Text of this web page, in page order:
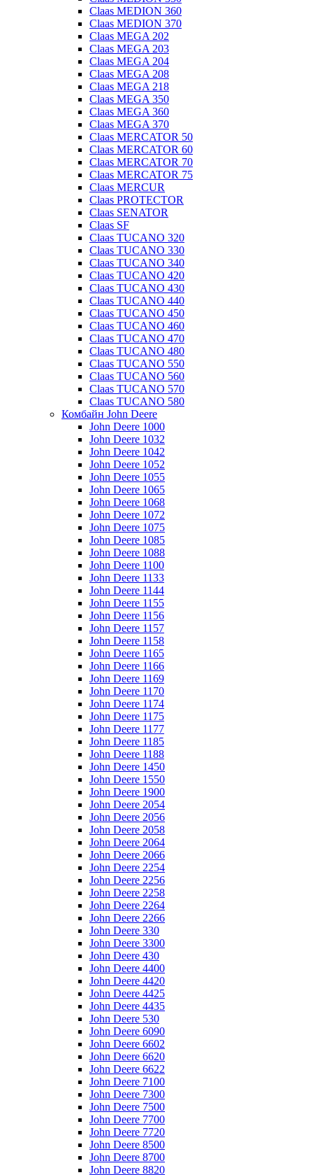
Claas MEDION 360
Claas MEDION 370
Claas MEGA 202
Claas MEGA 203
Claas MEGA 204
Claas MEGA 208
Claas MEGA 218
Claas MEGA 350
Claas MEGA 360
Claas MEGA 370
Claas MERCATOR 50
Claas MERCATOR 60
Claas MERCATOR 70
Claas MERCATOR 75
Claas MERCUR
Claas PROTECTOR
Claas SENATOR
Claas SF
Claas TUCANO 320
Claas TUCANO 330
Claas TUCANO 340
Claas TUCANO 420
Claas TUCANO 430
Claas TUCANO 440
Claas TUCANO 450
Claas TUCANO 460
Claas TUCANO 470
Claas TUCANO 480
Claas TUCANO 550
Claas TUCANO 560
Claas TUCANO 570
Claas TUCANO 580
Комбайн John Deere
John Deere 1000
John Deere 1032
John Deere 1042
John Deere 1052
John Deere 1055
John Deere 1065
John Deere 1068
John Deere 1072
John Deere 1075
John Deere 1085
John Deere 1088
John Deere 1100
John Deere 1133
John Deere 1144
John Deere 1155
John Deere 1156
John Deere 1157
John Deere 1158
John Deere 1165
John Deere 1166
John Deere 1169
John Deere 1170
John Deere 1174
John Deere 1175
John Deere 1177
John Deere 1185
John Deere 1188
John Deere 1450
John Deere 1550
John Deere 1900
John Deere 2054
John Deere 2056
John Deere 2058
John Deere 2064
John Deere 2066
John Deere 2254
John Deere 2256
John Deere 2258
John Deere 2264
John Deere 2266
John Deere 330
John Deere 3300
John Deere 430
John Deere 4400
John Deere 4420
John Deere 4425
John Deere 4435
John Deere 530
John Deere 6090
John Deere 6602
John Deere 6620
John Deere 6622
John Deere 7100
John Deere 7300
John Deere 7500
John Deere 7700
John Deere 7720
John Deere 8500
John Deere 8700
John Deere 8820